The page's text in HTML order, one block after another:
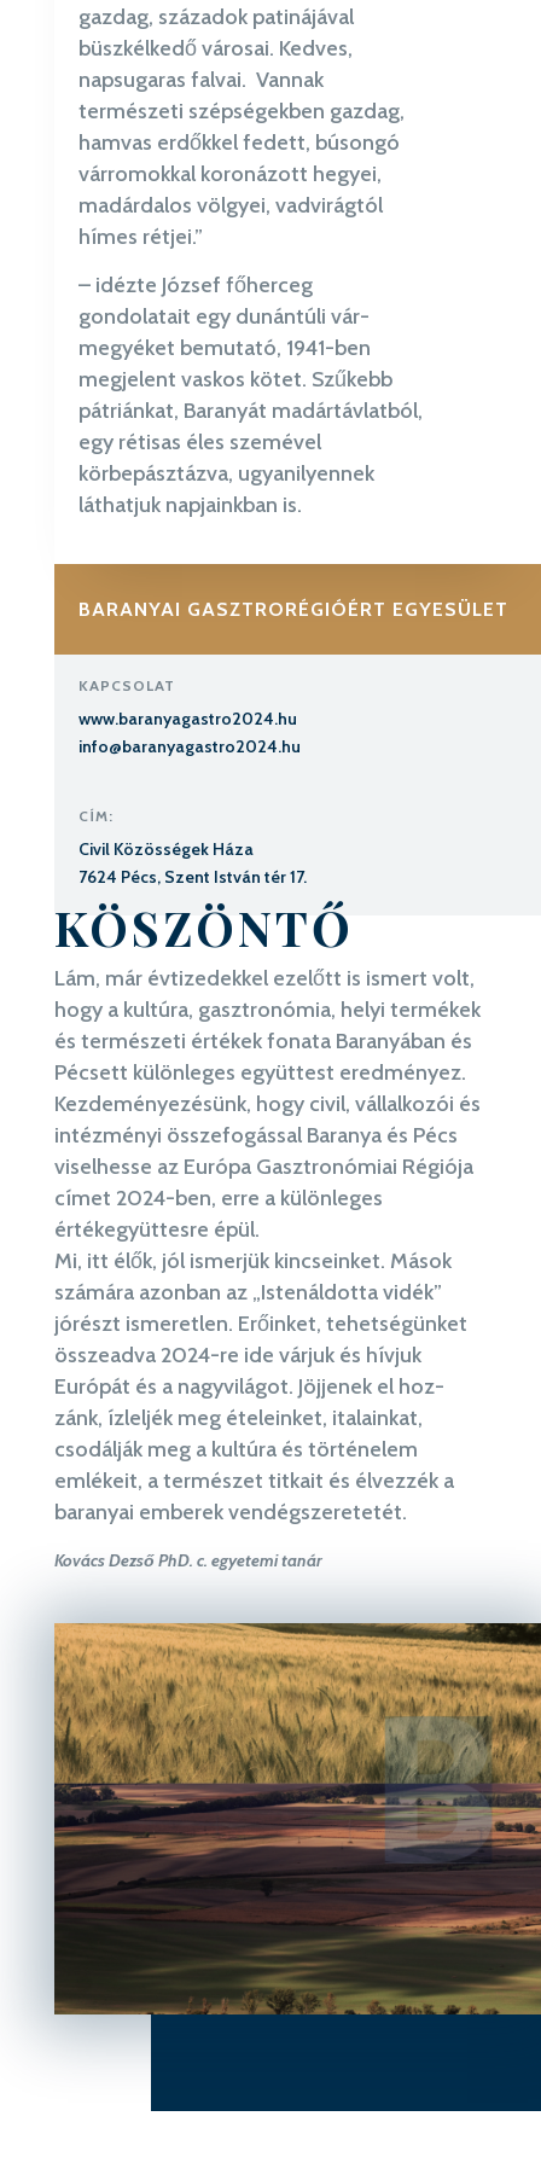
gazdag, századok patinájával
büszkélkedő városai. Kedves,
napsugaras falvai. Vannak
természeti szépségekben gazdag,
hamvas erdőkkel fedett, búsongó
várromokkal koronázott hegyei,
madárdalos völgyei, vadvirágtól
hímes rétjei.”
– idézte József főherceg
gondolatait egy dunántúli vár-
megyéket bemutató, 1941-ben
megjelent vaskos kötet. Szűkebb
pátriánkat, Baranyát madártávlatból,
egy rétisas éles szemével
körbepásztázva, ugyanilyennek
láthatjuk napjainkban is.
BARANYAI GASZTRORÉGIÓÉRT EGYESÜLET
KAPCSOLAT
www.baranyagastro2024.hu
info@baranyagastro2024.hu
CÍM:
Civil Közösségek Háza
7624 Pécs, Szent István tér 17.
KÖSZÖNTŐ
Lám, már évtizedekkel ezelőtt is ismert volt,
hogy a kultúra, gasztronómia, helyi termékek
és természeti értékek fonata Baranyában és
Pécsett különleges együttest eredményez.
Kezdeményezésünk, hogy civil, vállalkozói és
intézményi összefogással Baranya és Pécs
viselhesse az Európa Gasztronómiai Régiója
címet 2024-ben, erre a különleges
értékegyüttesre épül.
Mi, itt élők, jól ismerjük kincseinket. Mások
számára azonban az „Istenáldotta vidék”
jórészt ismeretlen. Erőinket, tehetségünket
összeadva 2024-re ide várjuk és hívjuk
Európát és a nagyvilágot. Jöjjenek el hoz-
zánk, ízleljék meg ételeinket, italainkat,
csodálják meg a kultúra és történelem
emlékeit, a természet titkait és élvezzék a
baranyai emberek vendégszeretetét.
Kovács Dezső PhD. c. egyetemi tanár